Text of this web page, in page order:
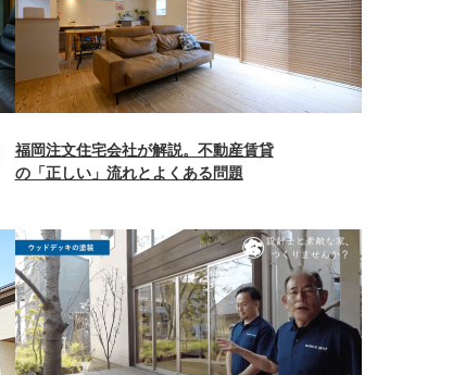
福岡注文住宅会社が解説。不動産賃貸
の「正しい」流れとよくある問題